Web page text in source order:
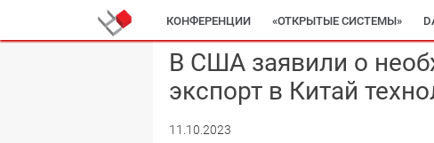
КОНФЕРЕНЦИИ «ОТКРЫТЫЕ СИСТЕМЫ»
В США заявили о
экспорт в Китай
11.10.2023